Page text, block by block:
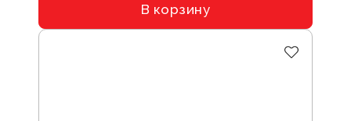
В корзину